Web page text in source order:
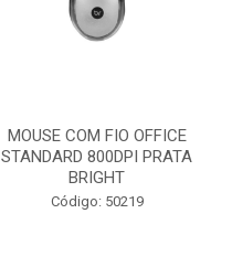
MOUSE COM FIO OFFICE
STANDARD 800DPI PRATA
BRIGHT
Código: 50219